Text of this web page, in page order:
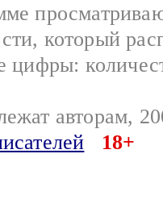
который
цифры:
авторам,
18+